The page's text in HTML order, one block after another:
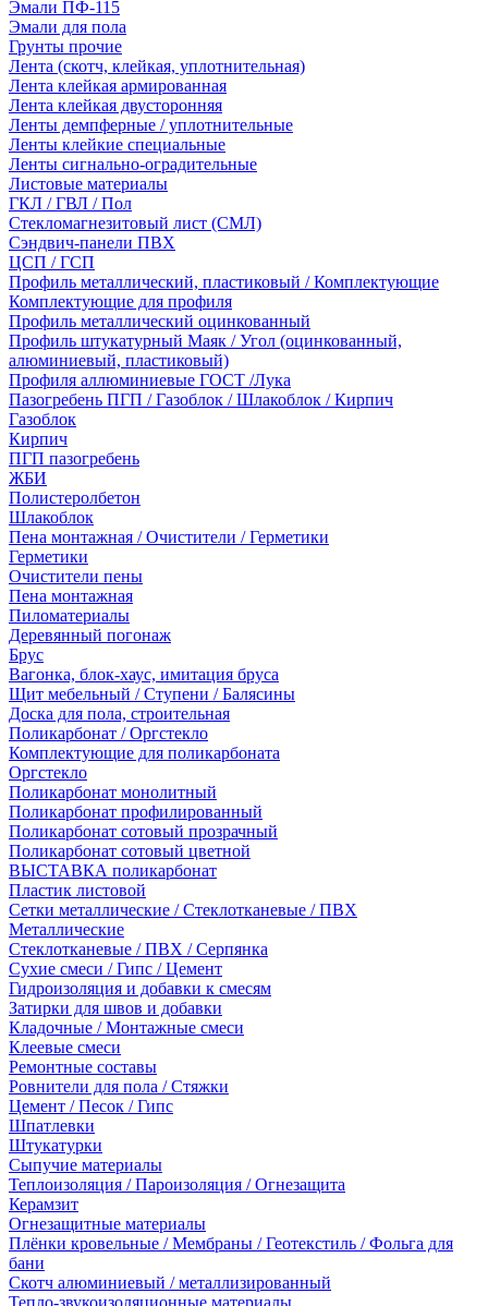
Эмали ПФ-115
Эмали для пола
Грунты прочие
Лента (скотч, клейкая, уплотнительная)
Лента клейкая армированная
Лента клейкая двусторонняя
Ленты демпферные / уплотнительные
Ленты клейкие специальные
Ленты сигнально-оградительные
Листовые материалы
ГКЛ / ГВЛ / Пол
Стекломагнезитовый лист (СМЛ)
Сэндвич-панели ПВХ
ЦСП / ГСП
Профиль металлический, пластиковый / Комплектующие
Комплектующие для профиля
Профиль металлический оцинкованный
Профиль штукатурный Маяк / Угол (оцинкованный,
алюминиевый, пластиковый)
Профиля аллюминиевые ГОСТ /Лука
Пазогребень ПГП / Газоблок / Шлакоблок / Кирпич
Газоблок
Кирпич
ПГП пазогребень
ЖБИ
Полистеролбетон
Шлакоблок
Пена монтажная / Очистители / Герметики
Герметики
Очистители пены
Пена монтажная
Пиломатериалы
Деревянный погонаж
Брус
Вагонка, блок-хаус, имитация бруса
Щит мебельный / Ступени / Балясины
Доска для пола, строительная
Поликарбонат / Оргстекло
Комплектующие для поликарбоната
Оргстекло
Поликарбонат монолитный
Поликарбонат профилированный
Поликарбонат сотовый прозрачный
Поликарбонат сотовый цветной
ВЫСТАВКА поликарбонат
Пластик листовой
Сетки металлические / Стеклотканевые / ПВХ
Металлические
Стеклотканевые / ПВХ / Серпянка
Сухие смеси / Гипс / Цемент
Гидроизоляция и добавки к смесям
Затирки для швов и добавки
Кладочные / Монтажные смеси
Клеевые смеси
Ремонтные составы
Ровнители для пола / Стяжки
Цемент / Песок / Гипс
Шпатлевки
Штукатурки
Сыпучие материалы
Теплоизоляция / Пароизоляция / Огнезащита
Керамзит
Огнезащитные материалы
Плёнки кровельные / Мембраны / Геотекстиль / Фольга для
бани
Скотч алюминиевый / металлизированный
Тепло-звукоизоляционные материалы